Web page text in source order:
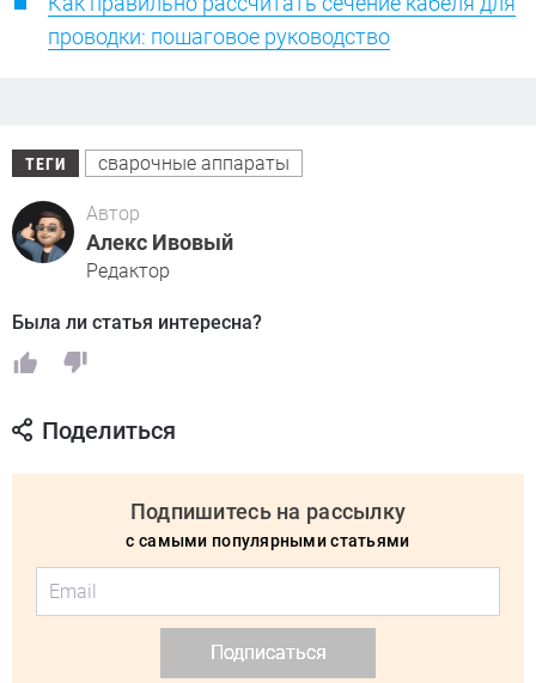
проводки: пошаговое руководство
ТЕГИ сварочные аппараты
Автор
Алекс Ивовый
Редактор
Была ли статья интересна?
Поделиться
Подпишитесь на рассылку
с самыми популярными статьями
Подписаться